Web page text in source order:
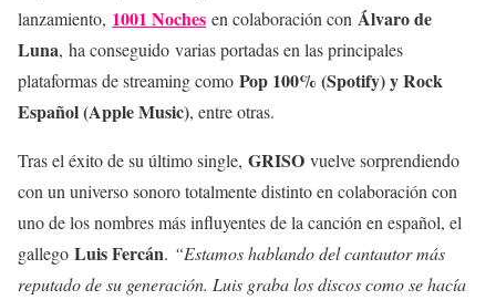
lanzamiento, 1001 Noches en colaboración con Álvaro de
Luna, ha conseguido varias portadas en las principales
plataformas de streaming como Pop 100% (Spotify) y Rock
Español (Apple Music), entre otras.
Tras el éxito de su último single, GRISO vuelve sorprendiendo
con un universo sonoro totalmente distinto en colaboración con
uno de los nombres más influyentes de la canción en español, el
gallego Luis Fercán. “Estamos hablando del cantautor más
reputado de su generación. Luis graba los discos como se hacía